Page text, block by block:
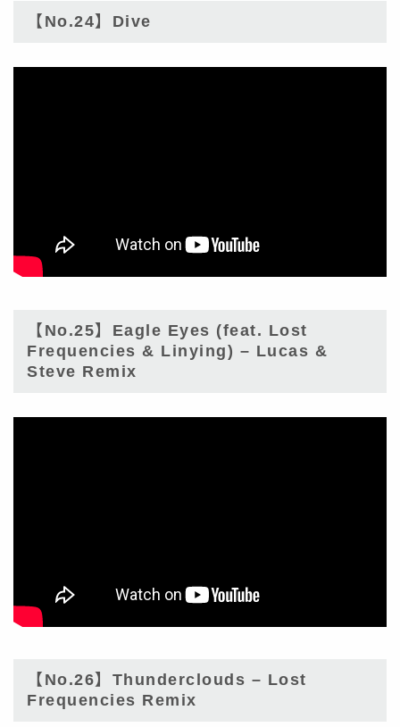
【No.24】Dive
【No.25】Eagle Eyes (feat. Lost
Frequencies & Linying) – Lucas &
Steve Remix
【No.26】Thunderclouds – Lost
Frequencies Remix